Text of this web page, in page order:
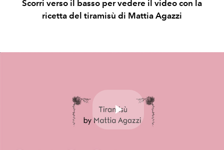
Scorri verso il basso per vedere il video con la
ricetta del tiramisù di Mattia Agazzi
Play